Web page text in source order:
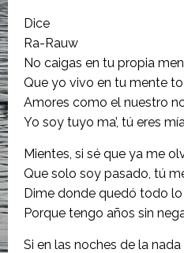
Dice
Ra-Rauw
No caigas en tu propia
Que yo vivo en tu mente
Amores como el nuestro
Yo soy tuyo ma’, tú eres mía
Mientes, si sé que ya me
Que solo soy pasado, tú
Dime donde quedó todo
Porque tengo años sin
Si en las noches de la